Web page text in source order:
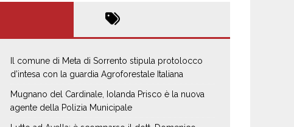
Il comune di Meta di Sorrento stipula protolocco
d’intesa con la guardia Agroforestale Italiana
Mugnano del Cardinale, Iolanda Prisco è la nuova
agente della Polizia Municipale